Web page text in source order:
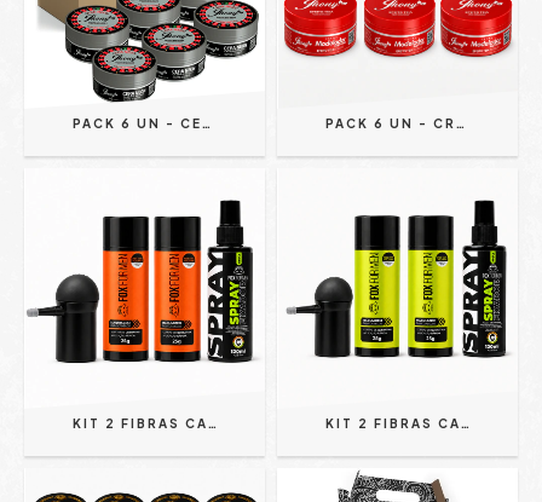
PACK 6 UN - CERA MODELADORA NEON CASSINO ROYALE EFEITO MOLHADO 150G - JHONY BARBER PACK 6 UN - CREME MODELADOR SUPREME - EFEITO TEIA 150G - JHONY BARBER
KIT 2 FIBRAS CAPILARES CASTANHO C/ APLICADOR E SPRAY FIXADOR - FOX FOR MEN KIT 2 FIBRAS CAPILARES C/ APLICADOR E SPRAY FIXADOR - FOX FOR MEN